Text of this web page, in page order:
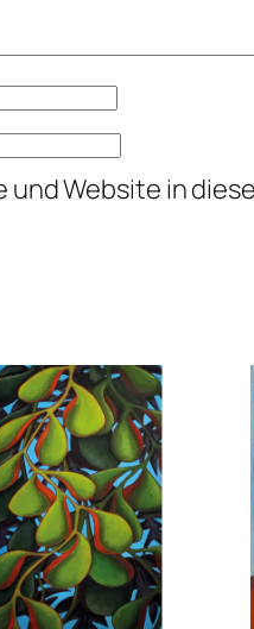
und Website in